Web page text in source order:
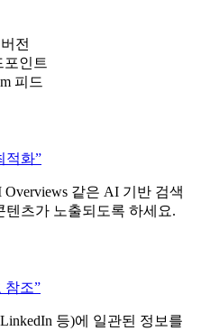
전
포인트
피드
적화”
Overviews 같은 AI 기반 검색
텐츠가 노출되도록 하세요.
참조”
등)에 일관된 정보를